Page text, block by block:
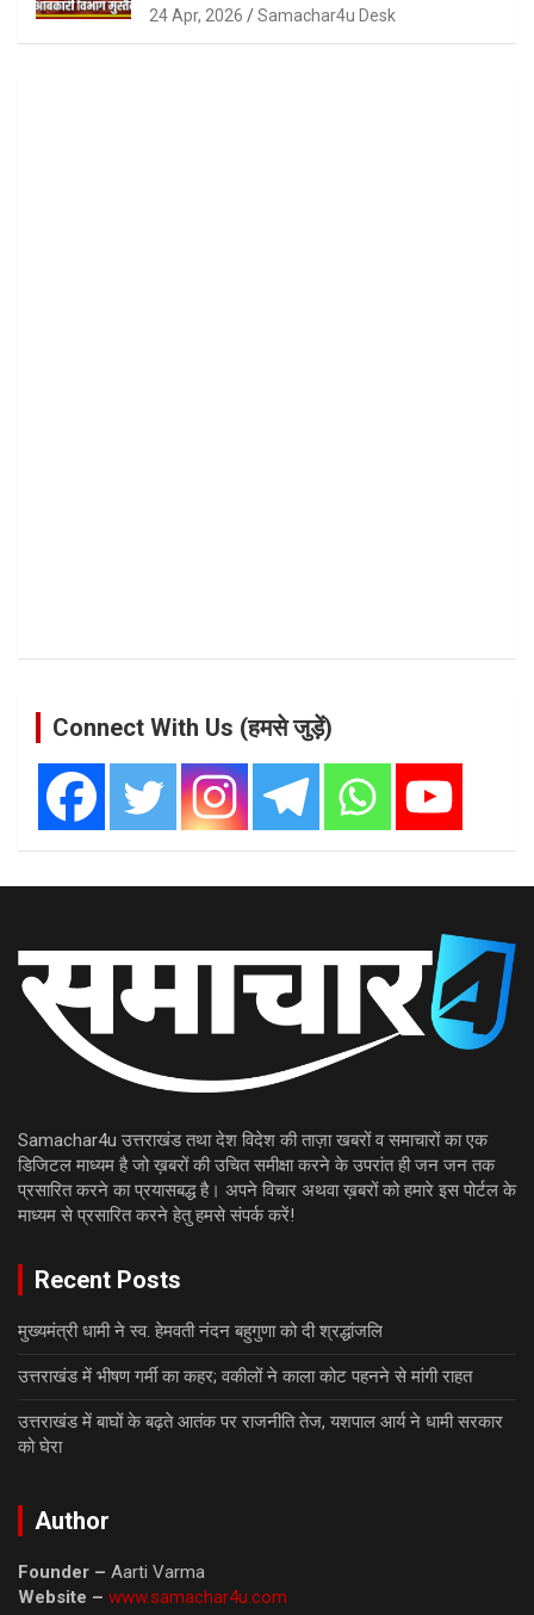
24 Apr, 2026 Samachar4u Desk
Connect With Us (हमसे जुड़ें)
Samachar4u उत्तराखंड तथा देश विदेश की ताज़ा खबरों व समाचारों का एक
डिजिटल माध्यम है जो ख़बरों की उचित समीक्षा करने के उपरांत ही जन जन तक
प्रसारित करने का प्रयासबद्ध है। अपने विचार अथवा ख़बरों को हमारे इस पोर्टल के
माध्यम से प्रसारित करने हेतु हमसे संपर्क करें!
Recent Posts
मुख्यमंत्री धामी ने स्व. हेमवती नंदन बहुगुणा को दी श्रद्धांजलि
उत्तराखंड में भीषण गर्मी का कहर; वकीलों ने काला कोट पहनने से मांगी राहत
उत्तराखंड में बाघों के बढ़ते आतंक पर राजनीति तेज, यशपाल आर्य ने धामी सरकार
को घेरा
Author
Founder – Aarti Varma
Website – www.samachar4u.com